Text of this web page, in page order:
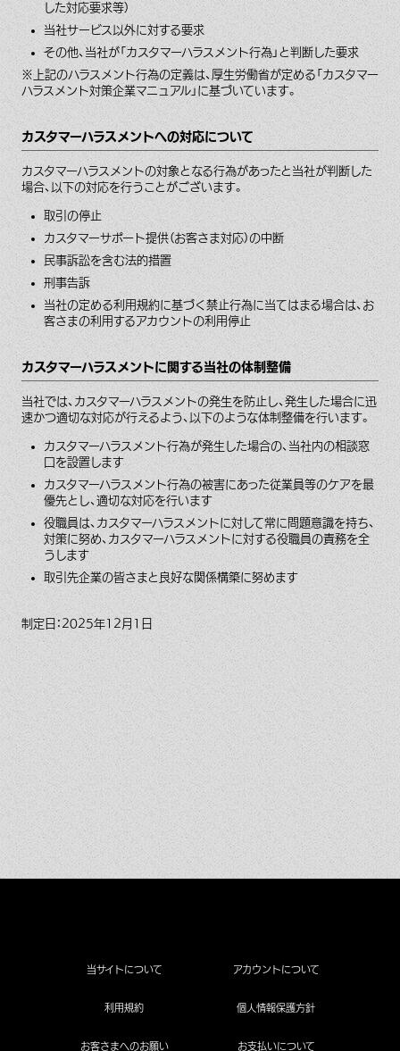
した対応要求等）
当社サービス以外に対する要求
その他、当社が「カスタマーハラスメント行為」と判断した要求
※上記のハラスメント行為の定義は、厚生労働省が定める「カスタマー
ハラスメント対策企業マニュアル」に基づいています。
カスタマーハラスメントへの対応について
カスタマーハラスメントの対象となる行為があったと当社が判断した
場合、以下の対応を行うことがございます。
取引の停止
カスタマーサポート提供（お客さま対応）の中断
民事訴訟を含む法的措置
刑事告訴
当社の定める利用規約に基づく禁止行為に当てはまる場合は、お
客さまの利用するアカウントの利用停止
カスタマーハラスメントに関する当社の体制整備
当社では、カスタマーハラスメントの発生を防止し、発生した場合に迅
速かつ適切な対応が行えるよう、以下のような体制整備を行います。
カスタマーハラスメント行為が発生した場合の、当社内の相談窓
口を設置します
カスタマーハラスメント行為の被害にあった従業員等のケアを最
優先とし、適切な対応を行います
役職員は、カスタマーハラスメントに対して常に問題意識を持ち、
対策に努め、カスタマーハラスメントに対する役職員の責務を全
うします
取引先企業の皆さまと良好な関係構築に努めます
制定日：2025年12月1日
当サイトについて アカウントについて
利用規約 個人情報保護方針
お客さまへのお願い お支払いについて